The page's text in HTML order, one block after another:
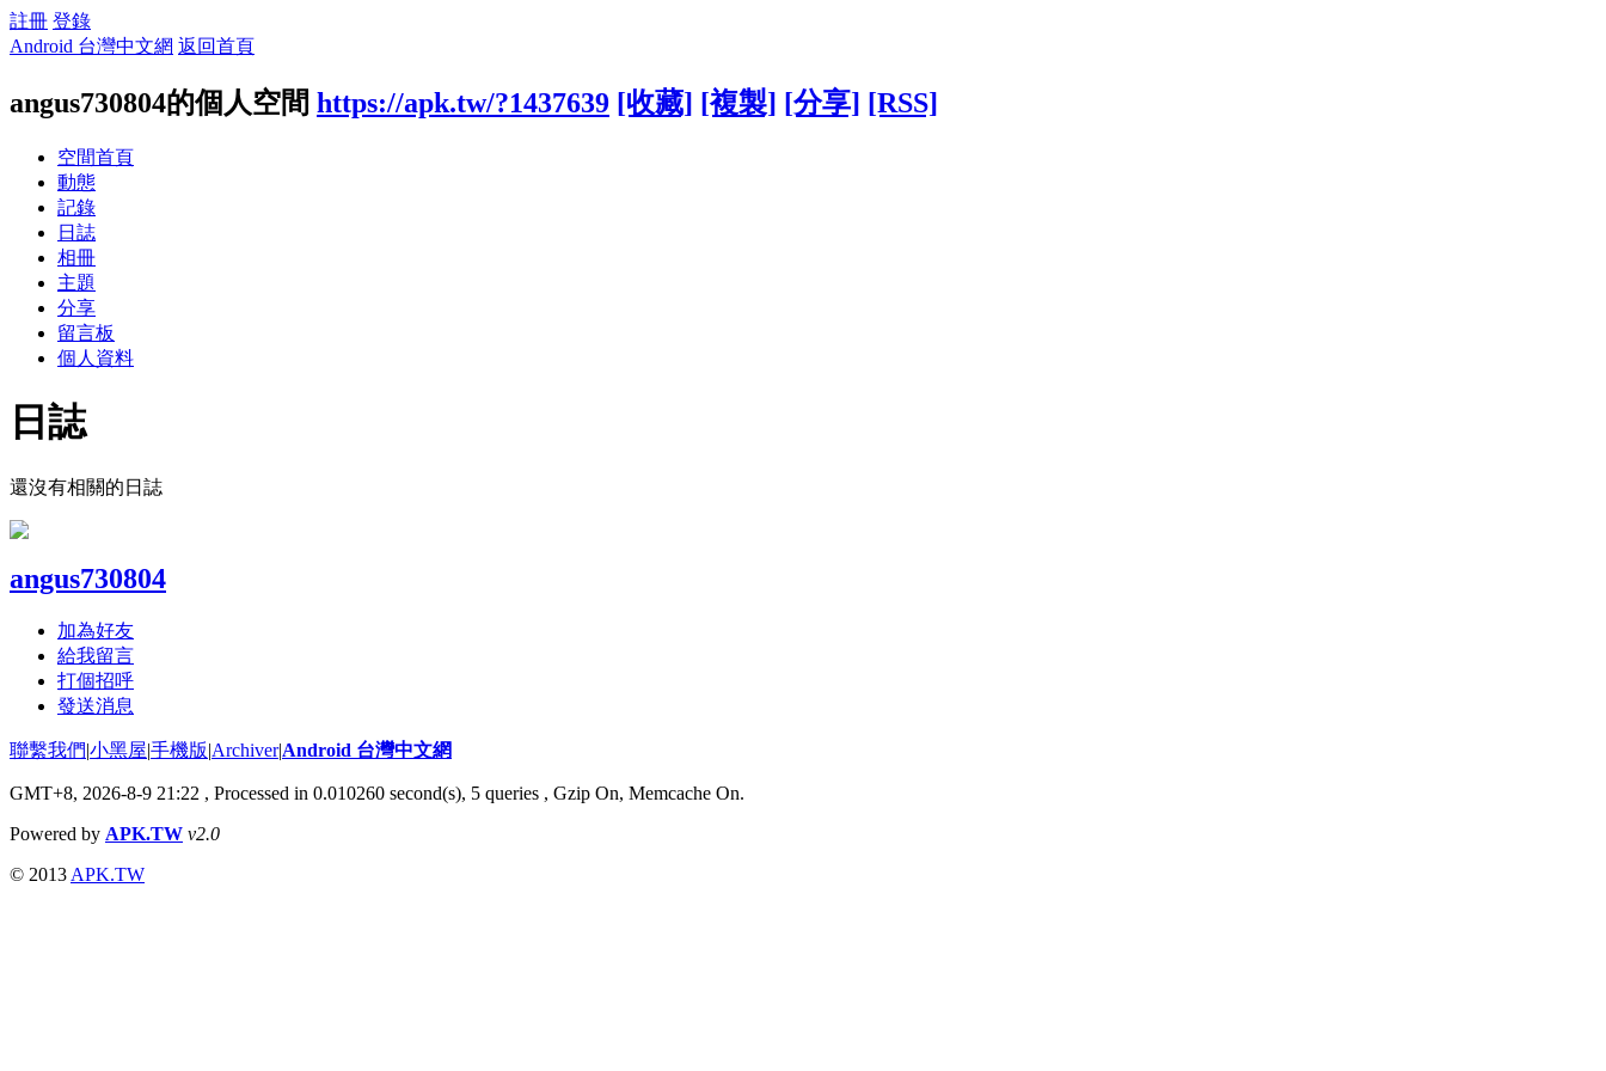
註冊 登錄
Android 台灣中文網 返回首頁
angus730804的個人空間 https://apk.tw/?1437639 [收藏] [複製] [分享] [RSS]
空間首頁
動態
記錄
日誌
相冊
主題
分享
留言板
個人資料
日誌
還沒有相關的日誌
angus730804
加為好友
給我留言
打個招呼
發送消息
聯繫我們|小黑屋|手機版|Archiver|Android 台灣中文網
GMT+8, 2026-8-9 21:22 , Processed in 0.010260 second(s), 5 queries , Gzip On, Memcache On.
Powered by APK.TW v2.0
© 2013 APK.TW